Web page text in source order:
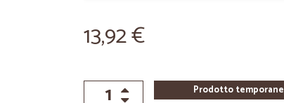
13,92 €
Prodotto